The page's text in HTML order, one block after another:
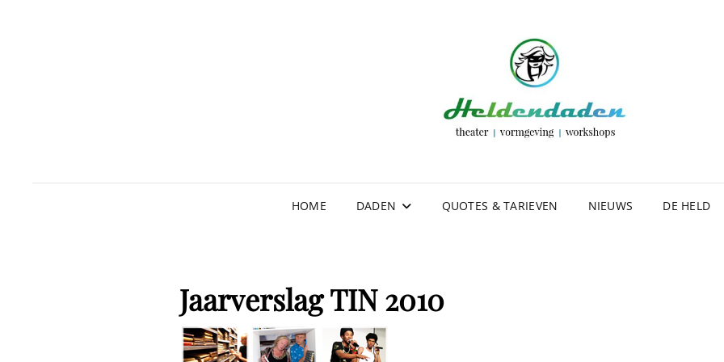
HOME DADEN QUOTES & TARIEVEN NIEUWS DE HELD
Jaarverslag TIN 2010